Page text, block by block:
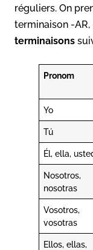
réguliers. On
terminaison -
terminaisons
Pronom
Yo
Tú
Él, ella,
Nosotros,
nosotras
Vosotros,
vosotras
Ellos, ellas,